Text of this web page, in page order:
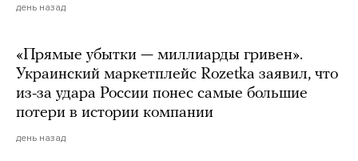
день назад
«Прямые убытки — миллиарды гривен».
Украинский маркетплейс Rozetka заявил, что
из-за удара России понес самые большие
потери в истории компании
день назад